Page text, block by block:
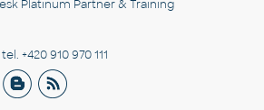
Platinum Partner & Training
+420 910 970 111